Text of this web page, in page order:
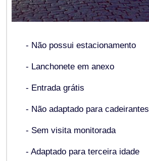
- Não possui estacionamento
- Lanchonete em anexo
- Entrada grátis
- Não adaptado para cadeirantes
- Sem visita monitorada
- Adaptado para terceira idade